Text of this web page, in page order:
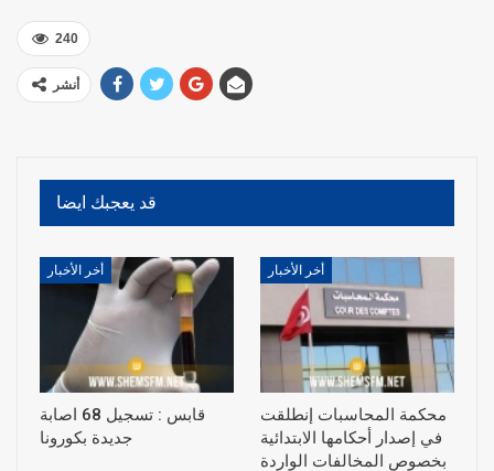
240
أنشر
قد يعجبك ايضا
أخر الأخبار
قابس : تسجيل 68 اصابة
جديدة بكورونا
أخر الأخبار
محكمة المحاسبات إنطلقت
في إصدار أحكامها الابتدائية
بخصوص المخالفات الواردة